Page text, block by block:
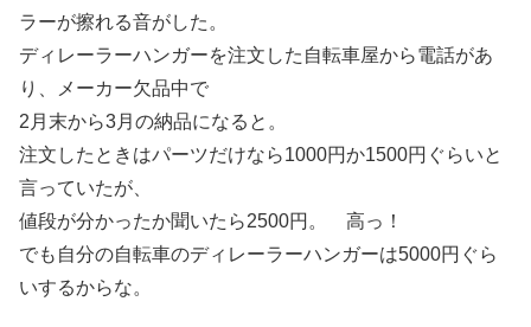
ラーが擦れる音がした。
ディレーラーハンガーを注文した自転車屋から電話があ
り、メーカー欠品中で
2月末から3月の納品になると。
注文したときはパーツだけなら1000円か1500円ぐらいと
言っていたが、
値段が分かったか聞いたら2500円。 高っ！
でも自分の自転車のディレーラーハンガーは5000円ぐら
いするからな。